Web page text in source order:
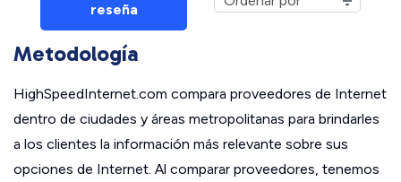
reseña
Metodología
HighSpeedInternet.com compara proveedores de Internet
dentro de ciudades y áreas metropolitanas para brindarles
a los clientes la información más relevante sobre sus
opciones de Internet. Al comparar proveedores, tenemos